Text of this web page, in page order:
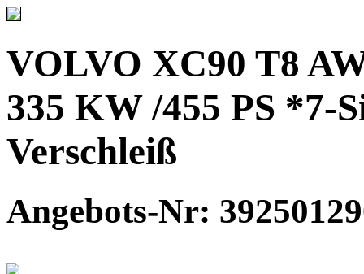
VOLVO XC90 T8
335 KW /455 PS
Verschleiß
Angebots-Nr: